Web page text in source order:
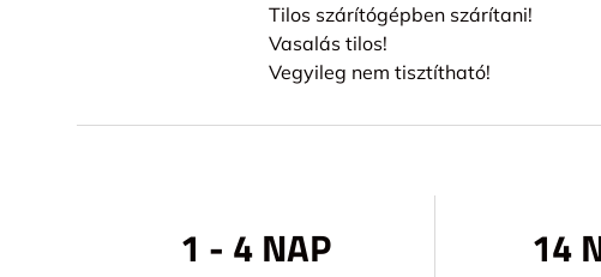
Tilos szárítógépben szárítani!
Vasalás tilos!
Vegyileg nem tisztítható!
1 - 4 NAP 14